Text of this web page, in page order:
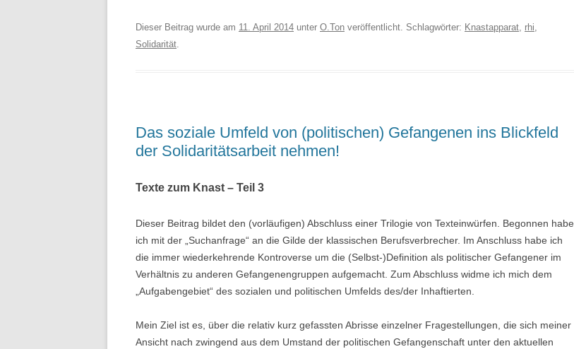
Dieser Beitrag wurde am 11. April 2014 unter O.Ton veröffentlicht. Schlagwörter: Knastapparat, rhi,
Solidarität.
Das soziale Umfeld von (politischen) Gefangenen ins Blickfeld
der Solidaritätsarbeit nehmen!
Texte zum Knast – Teil 3
Dieser Beitrag bildet den (vorläufigen) Abschluss einer Trilogie von Texteinwürfen. Begonnen habe
ich mit der „Suchanfrage“ an die Gilde der klassischen Berufsverbrecher. Im Anschluss habe ich
die immer wiederkehrende Kontroverse um die (Selbst-)Definition als politischer Gefangener im
Verhältnis zu anderen Gefangenengruppen aufgemacht. Zum Abschluss widme ich mich dem
„Aufgabengebiet“ des sozialen und politischen Umfelds des/der Inhaftierten.
Mein Ziel ist es, über die relativ kurz gefassten Abrisse einzelner Fragestellungen, die sich meiner
Ansicht nach zwingend aus dem Umstand der politischen Gefangenschaft unter den aktuellen